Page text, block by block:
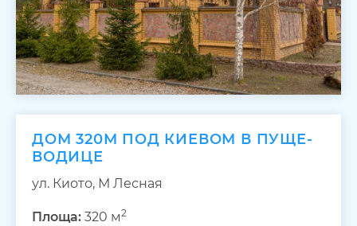
ДОМ 320М ПОД КИЕВОМ В ПУЩЕ-
ВОДИЦЕ
ул. Киото, М Лесная
Площа: 320 м2